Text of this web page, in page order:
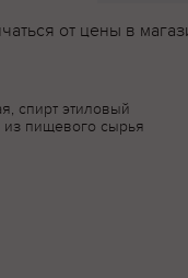
от цены в
спирт этиловый
пищевого сырья